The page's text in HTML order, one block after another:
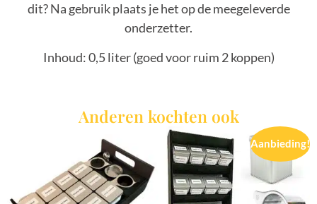
dit? Na gebruik plaats je het op de meegeleverde
onderzetter.
Inhoud: 0,5 liter (goed voor ruim 2 koppen)
Anderen kochten ook
Aanbieding!